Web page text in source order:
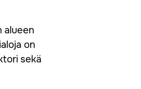
alueen
on
sekä